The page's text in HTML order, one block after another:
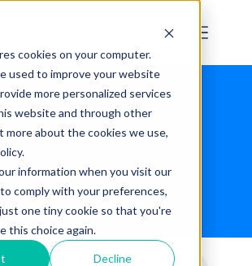
cookies on your computer.
used to improve your website
more personalized services
website and through other
more about the cookies we use,
information when you visit our
comply with your preferences,
one tiny cookie so that you're
this choice again.
Decline